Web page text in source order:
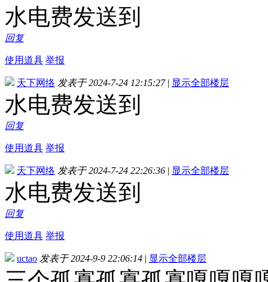
水电费发送到
回复
使用道具 举报
天下网络 发表于 2024-7-24 12:15:27 | 显示全部楼层
水电费发送到
回复
使用道具 举报
天下网络 发表于 2024-7-24 22:26:36 | 显示全部楼层
水电费发送到
回复
使用道具 举报
uctao 发表于 2024-9-9 22:06:14 | 显示全部楼层